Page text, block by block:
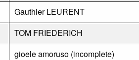
Gauthier LEURENT
TOM FRIEDERICH
gioele amoruso (incomplete)